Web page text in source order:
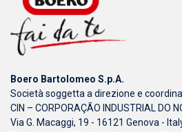
Boero Bartolomeo S.p.A.
Società soggetta a direzione e
CIN – CORPORAÇÃO INDUSTRIAL DO
Via G. Macaggi, 19 - 16121 Genova -